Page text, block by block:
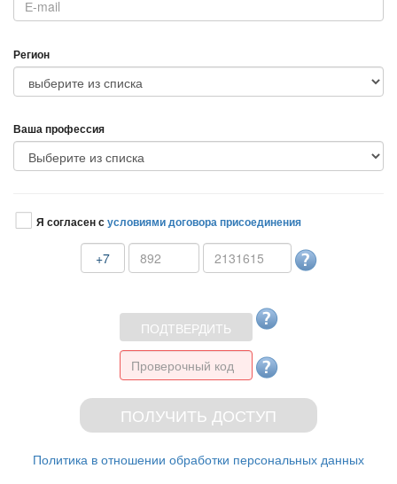
Регион
аша профессия
Я согласен сусловиями договора присоединения
+7
Политика в отношении обработки персональных данных